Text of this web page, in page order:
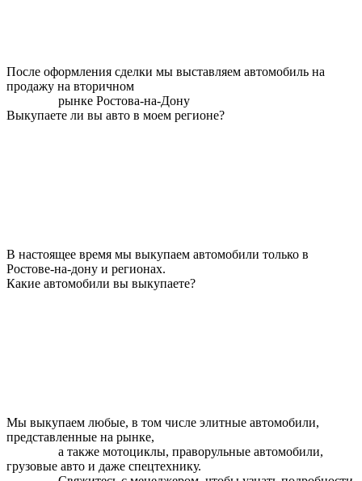
После оформления сделки мы выставляем автомобиль на
продажу на вторичном
рынке Ростова-на-Дону
Выкупаете ли вы авто в моем регионе?
В настоящее время мы выкупаем автомобили только в
Ростове-на-дону и регионах.
Какие автомобили вы выкупаете?
Мы выкупаем любые, в том числе элитные автомобили,
представленные на рынке,
а также мотоциклы, праворульные автомобили,
грузовые авто и даже спецтехнику.